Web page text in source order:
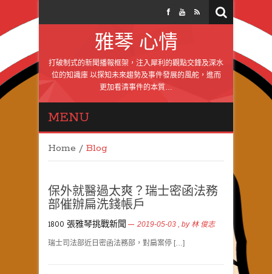
雅琴 心情
打破制式的新聞播報框架，注入犀利的觀點交鋒及深水
位的知識庫 以探知未來趨勢及事件發展的風舵，進而
更加看清事件的本質…
MENU
Home / Blog
保外就醫過太爽？瑞士密函法務
部催辦扁洗錢帳戶
1800 張雅琴挑戰新聞 2019-05-03 , by 林 俊志
瑞士司法部近日密函法務部，對扁案停 […]